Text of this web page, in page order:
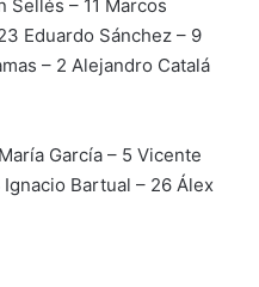
Sellés – 11 Marcos
Eduardo Sánchez – 9
– 2 Alejandro Catalá
García – 5 Vicente
Bartual – 26 Álex